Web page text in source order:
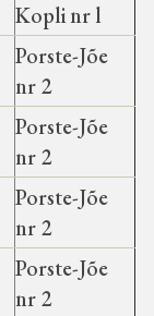
Kopli nr l
Porste-Jõe
nr 2
Porste-Jõe
nr 2
Porste-Jõe
nr 2
Porste-Jõe
nr 2